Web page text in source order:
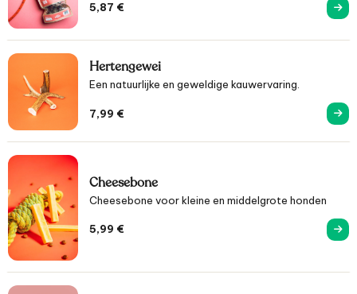
5,87 €
Hertengewei
Een natuurlijke en geweldige kauwervaring.
7,99 €
Cheesebone
Cheesebone voor kleine en middelgrote honden
5,99 €